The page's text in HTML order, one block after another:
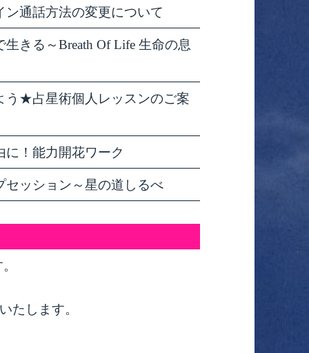
ン通話方法の変更について
きる～Breath Of Life 生命の息
う★占星術個人レッスンのご案
！能力開花ワーク
セッション～星の道しるべ
たします。